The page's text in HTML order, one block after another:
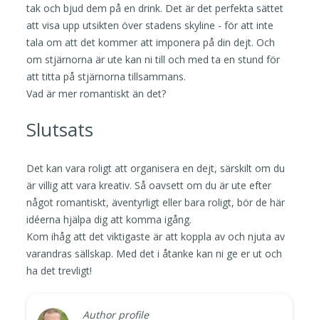
tak och bjud dem på en drink. Det är det perfekta sättet
att visa upp utsikten över stadens skyline - för att inte
tala om att det kommer att imponera på din dejt. Och
om stjärnorna är ute kan ni till och med ta en stund för
att titta på stjärnorna tillsammans.
Vad är mer romantiskt än det?
Slutsats
Det kan vara roligt att organisera en dejt, särskilt om du
är villig att vara kreativ. Så oavsett om du är ute efter
något romantiskt, äventyrligt eller bara roligt, bör de här
idéerna hjälpa dig att komma igång.
Kom ihåg att det viktigaste är att koppla av och njuta av
varandras sällskap. Med det i åtanke kan ni ge er ut och
ha det trevligt!
Author profile